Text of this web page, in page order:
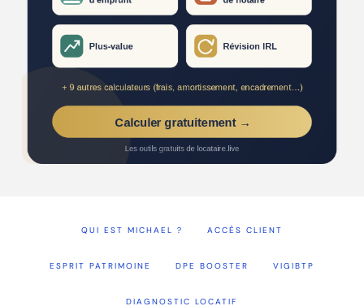
QUI EST MICHAEL ? ACCÈS CLIENT
ESPRIT PATRIMOINE DPE BOOSTER VIGIBTP
DIAGNOSTIC LOCATIF